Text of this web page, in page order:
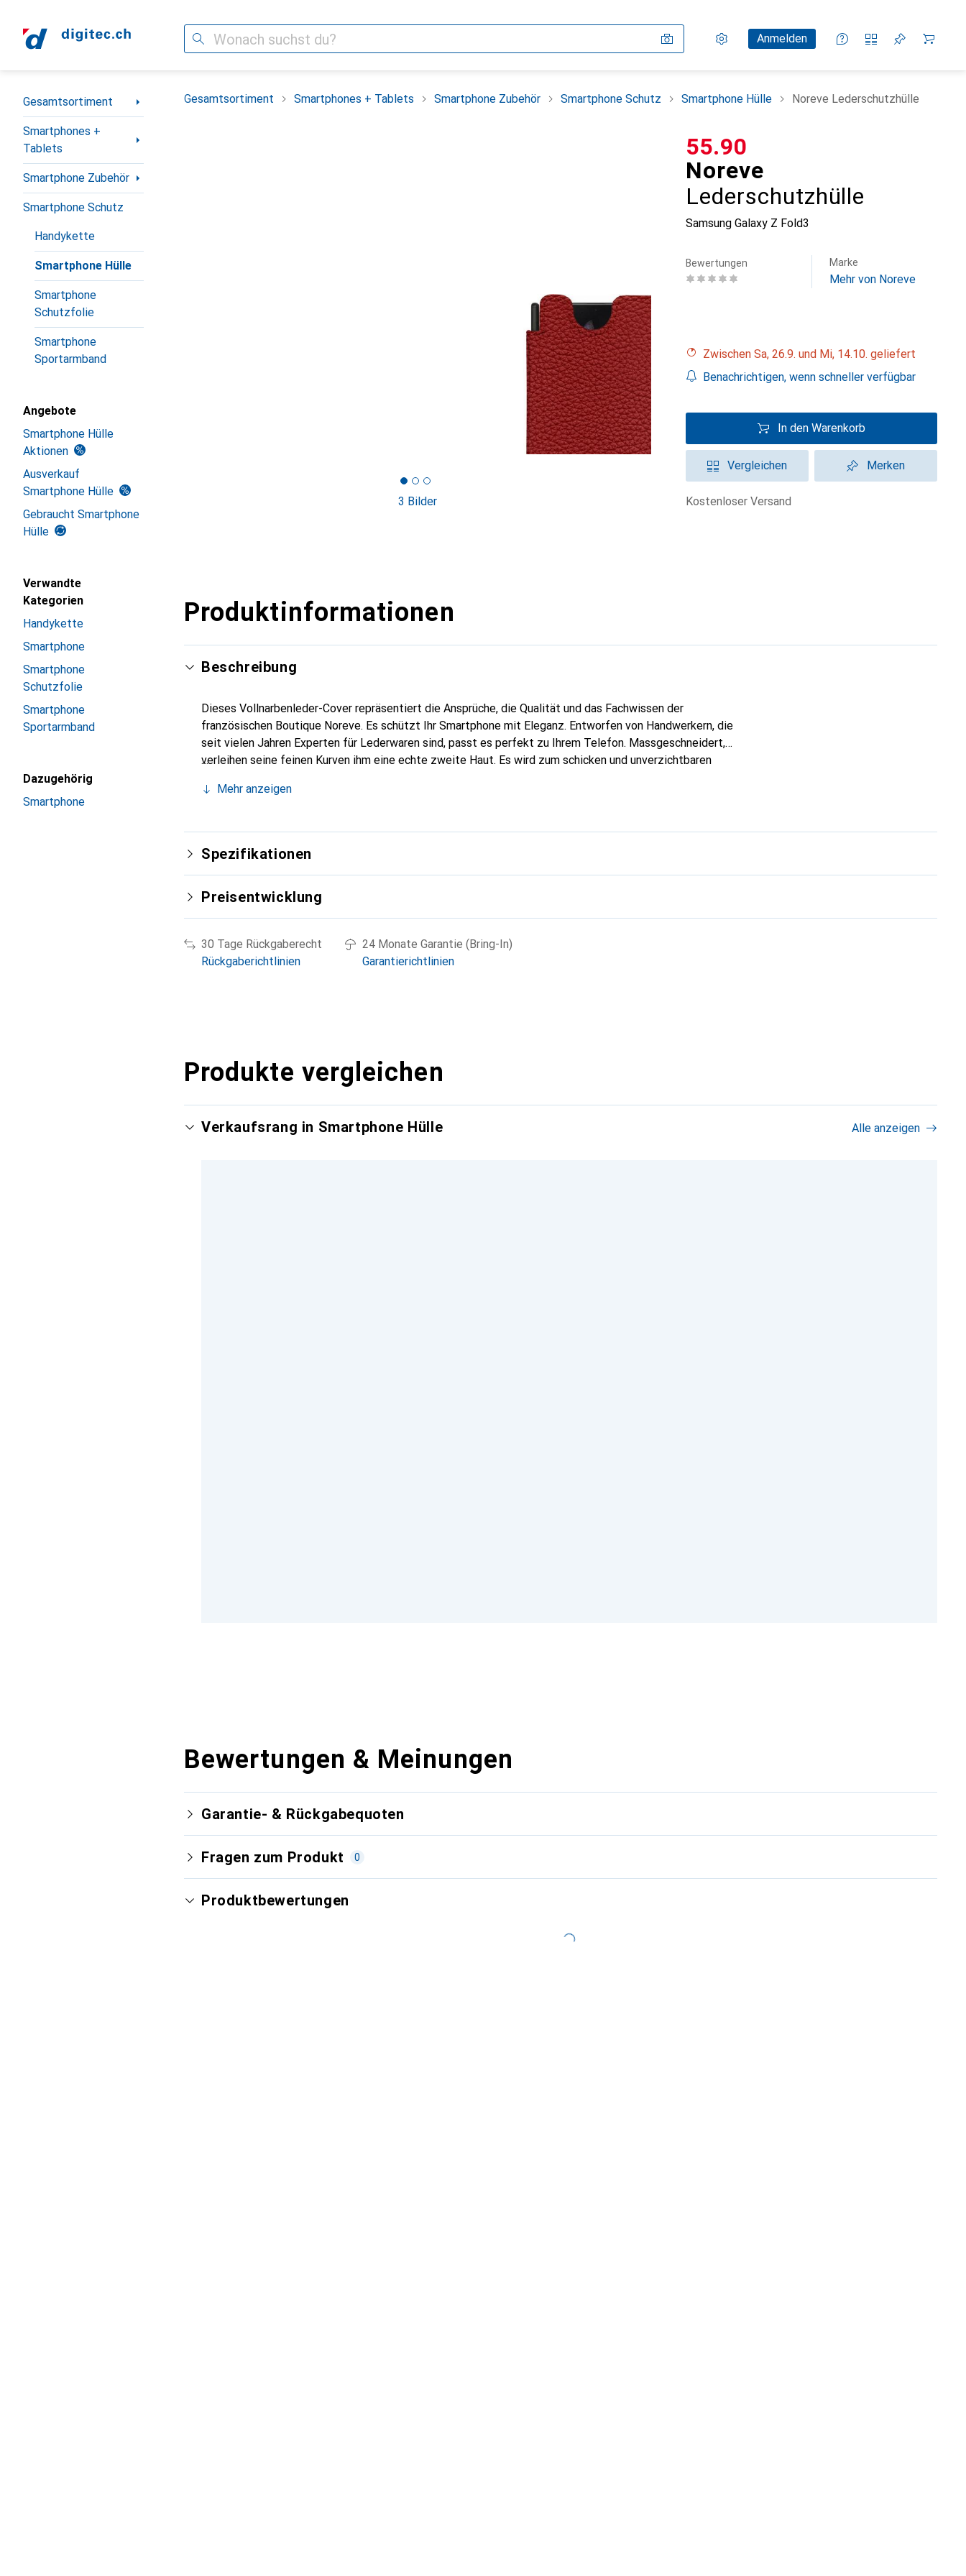
Suche Einstellungen
KundenkontoAnmelden
Vergleichslisten
Merklisten
Warenkorb
Navigation nach Kategorien
Gesamtsortiment
Smartphones +
Tablets
Smartphone Zubehör
Smartphone Schutz
Handykette
Smartphone Hülle
Smartphone
Schutzfolie
Smartphone
Sportarmband
Angebote
Smartphone Hülle
Aktionen
Ausverkauf
Smartphone Hülle
Gebraucht Smartphone
Hülle
Verwandte
Kategorien
Handykette
Smartphone
Smartphone
Schutzfolie
Smartphone
Sportarmband
Dazugehörig
Smartphone
Gesamtsortiment Smartphones + Tablets Smartphone Zubehör Smartphone Schutz Smartphone Hülle Noreve Lederschutzhülle
3 Bilder
Noreve
Lederschutzhülle
Samsung Galaxy Z Fold3
CHF
55.90
Bewertungen Marke
Mehr von Noreve
Zwischen Sa, 26.9. und Mi, 14.10. geliefert
Benachrichtigen, wenn schneller verfügbar
In den Warenkorb
Vergleichen Merken
kostenloser Versand
Produktinformationen
Beschreibung
Dieses Vollnarbenleder-Cover repräsentiert die Ansprüche, die Qualität und das Fachwissen der
französischen Boutique Noreve. Es schützt Ihr Smartphone mit Eleganz. Entworfen von Handwerkern, die
seit vielen Jahren Experten für Lederwaren sind, passt es perfekt zu Ihrem Telefon. Massgeschneidert,
verleihen seine feinen Kurven ihm eine echte zweite Haut. Es wird zum schicken und unverzichtbaren
eine sichere Wahl für eine anspruchsvolle Kundschaft.
Mehr anzeigen
Spezifikationen
Preisentwicklung
30 Tage Rückgaberecht
Rückgaberichtlinien
24 Monate Garantie (Bring-In)
Garantierichtlinien
Produkte vergleichen
Verkaufsrang in Smartphone Hülle Alle anzeigen
Bewertungen & Meinungen
Garantie- & Rückgabequoten
Fragen zum Produkt 0
Produktbewertungen